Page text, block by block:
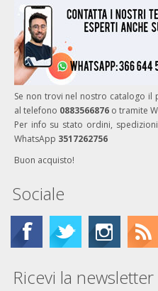
Se non trovi nel nostro catalogo
al telefono 0883566876 o tramite
Per info su stato ordini,
WhatsApp 3517262756
Buon acquisto!
Sociale
Ricevi la newsletter